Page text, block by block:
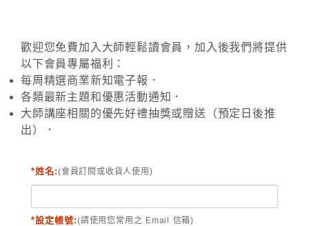
歡迎您免費加入大師輕鬆讀會員，加入後我們將提供
以下會員專屬福利：
每周精選商業新知電子報．
各類最新主題和優惠活動通知．
大師講座相關的優先好禮抽獎或贈送（預定日後推
出）．
*姓名:(會員訂閱或收貨人使用)
*設定帳號:(請使用您常用之 Email 信箱)